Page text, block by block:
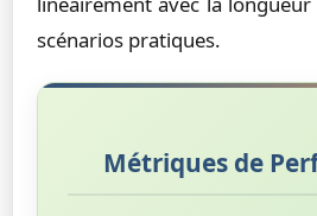
scénarios pratiques.
Métriques de